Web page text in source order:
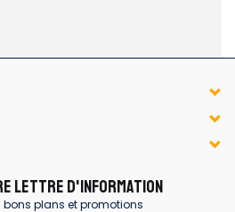
LETTRE D'INFORMATION
bons plans et promotions